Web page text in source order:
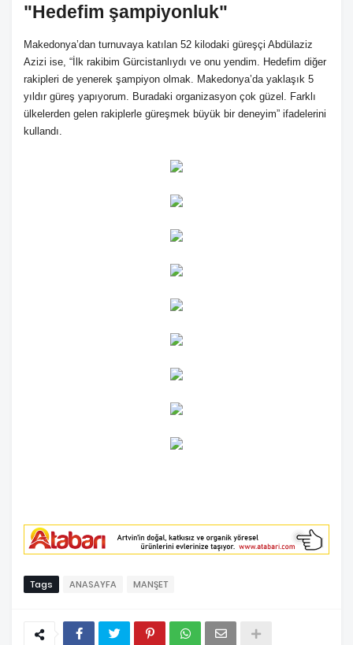
"Hedefim şampiyonluk"
Makedonya’dan turnuvaya katılan 52 kilodaki güreşçi Abdülaziz
Azizi ise, “İlk rakibim Gürcistanlıydı ve onu yendim. Hedefim diğer
rakipleri de yenerek şampiyon olmak. Makedonya’da yaklaşık 5
yıldır güreş yapıyorum. Buradaki organizasyon çok güzel. Farklı
ülkelerden gelen rakiplerle güreşmek büyük bir deneyim” ifadelerini
kullandı.
Tags ANASAYFA MANŞET